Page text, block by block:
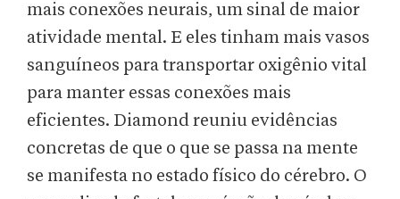
mais conexões neurais, um sinal de maior
atividade mental. E eles tinham mais vasos
sanguíneos para transportar oxigênio vital
para manter essas conexões mais
eficientes. Diamond reuniu evidências
concretas de que o que se passa na mente
se manifesta no estado físico do cérebro. O